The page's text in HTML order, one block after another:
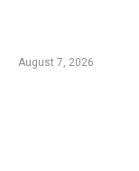
August 7, 2026